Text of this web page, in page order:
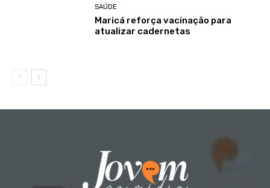
SAÚDE
Maricá reforça vacinação para
atualizar cadernetas